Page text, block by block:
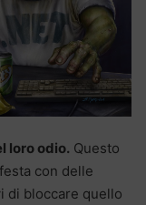
loro odio. Questo
con delle
di bloccare quello